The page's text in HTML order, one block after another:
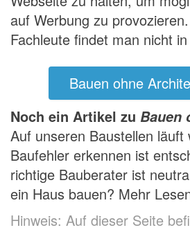
auf Werbung zu
Fachleute findet man nicht
Bauen ohne
Noch ein Artikel zu Bauen
Auf unseren Baustellen läuft
Baufehler erkennen ist
richtige Bauberater ist
ein Haus bauen? Mehr
Hinweis: Auf dieser Seite